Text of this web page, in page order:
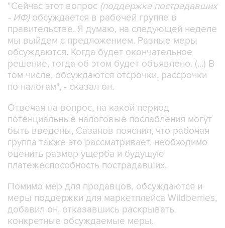
"Сейчас этот вопрос (поддержка пострадавших
- ИФ)обсуждается в рабочей группе в
правительстве. Я думаю, на следующей неделе
мы выйдем с предложением. Разные меры
обсуждаются. Когда будет окончательное
решение, тогда об этом будет объявлено. (...) В
том числе, обсуждаются отсрочки, рассрочки
по налогам", - сказал он.
Отвечая на вопрос, на какой период
потенциальные налоговые послабления могут
быть введены, Сазанов пояснил, что рабочая
группа также это рассматривает, необходимо
оценить размер ущерба и будущую
платежеспособность пострадавших.
Помимо мер для продавцов, обсуждаются и
меры поддержки для маркетплейса Wildberries,
добавил он, отказавшись раскрывать
конкретные обсуждаемые меры.